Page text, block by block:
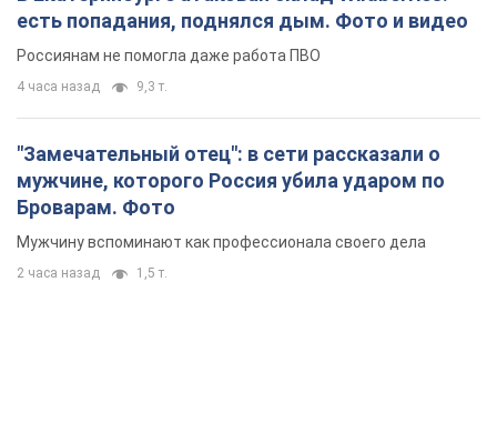
Мужчину вспоминают как профессионала своего дела
2 часа назад 1,5 т.